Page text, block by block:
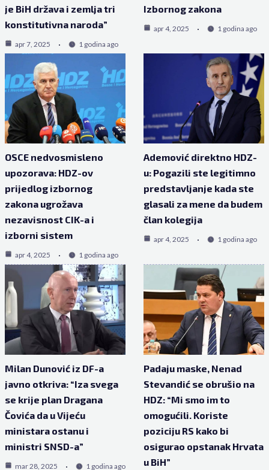
je BiH država i zemlja tri
konstitutivna naroda”
apr 7, 2025 1 godina ago
Izbornog zakona
apr 4, 2025 1 godina ago
OSCE nedvosmisleno
upozorava: HDZ-ov
prijedlog izbornog
zakona ugrožava
nezavisnost CIK-a i
izborni sistem
apr 4, 2025 1 godina ago
Ademović direktno HDZ-
u: Pogazili ste legitimno
predstavljanje kada ste
glasali za mene da budem
član kolegija
apr 4, 2025 1 godina ago
Milan Dunović iz DF-a
javno otkriva: “Iza svega
se krije plan Dragana
Čovića da u Vijeću
ministara ostanu i
ministri SNSD-a”
mar 28, 2025 1 godina ago
Padaju maske, Nenad
Stevandić se obrušio na
HDZ: “Mi smo im to
omogućili. Koriste
poziciju RS kako bi
osigurao opstanak Hrvata
u BiH”